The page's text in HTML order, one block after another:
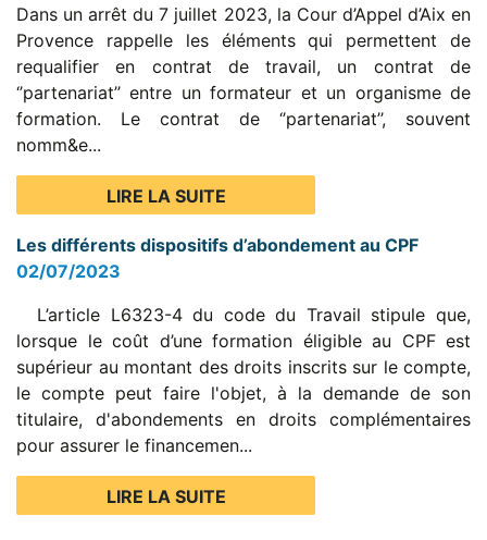
Dans un arrêt du 7 juillet 2023, la Cour d’Appel d’Aix en
Provence rappelle les éléments qui permettent de
requalifier en contrat de travail, un contrat de
‘’partenariat’’ entre un formateur et un organisme de
formation. Le contrat de ‘’partenariat’’, souvent
nomm&e...
LIRE LA SUITE
Les différents dispositifs d’abondement au CPF
02/07/2023
L’article L6323-4 du code du Travail stipule que,
lorsque le coût d’une formation éligible au CPF est
supérieur au montant des droits inscrits sur le compte,
le compte peut faire l'objet, à la demande de son
titulaire, d'abondements en droits complémentaires
pour assurer le financemen...
LIRE LA SUITE